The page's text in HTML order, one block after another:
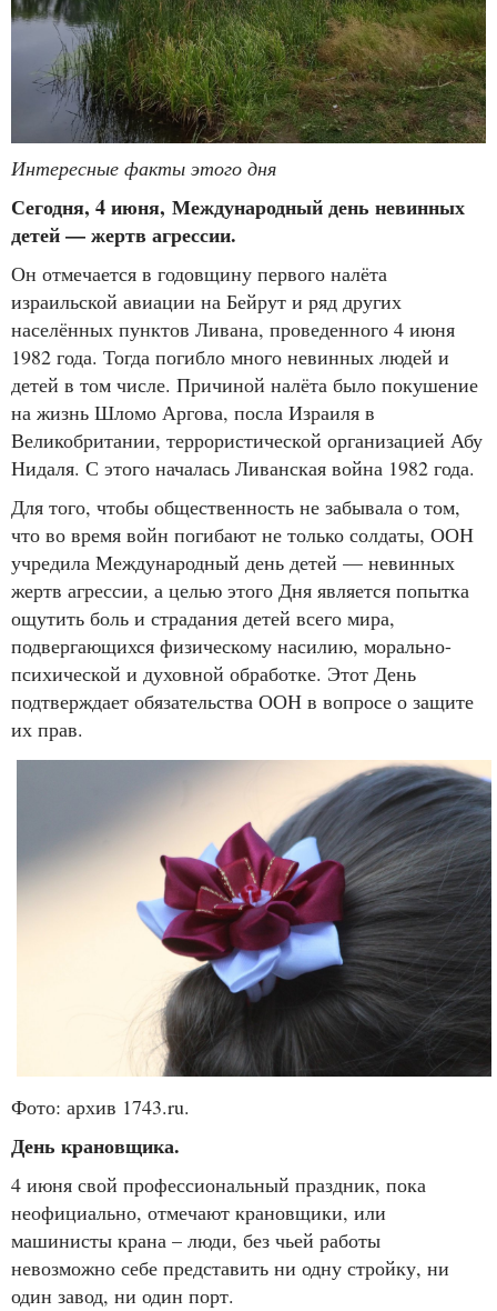
Интересные факты этого дня
Сегодня, 4 июня, Международный день невинных
детей — жертв агрессии.
Он отмечается в годовщину первого налёта
израильской авиации на Бейрут и ряд других
населённых пунктов Ливана, проведенного 4 июня
1982 года. Тогда погибло много невинных людей и
детей в том числе. Причиной налёта было покушение
на жизнь Шломо Аргова, посла Израиля в
Великобритании, террористической организацией Абу
Нидаля. С этого началась Ливанская война 1982 года.
Для того, чтобы общественность не забывала о том,
что во время войн погибают не только солдаты, ООН
учредила Международный день детей — невинных
жертв агрессии, а целью этого Дня является попытка
ощутить боль и страдания детей всего мира,
подвергающихся физическому насилию, морально-
психической и духовной обработке. Этот День
подтверждает обязательства ООН в вопросе о защите
их прав.
Фото: архив 1743.ru.
День крановщика.
4 июня свой профессиональный праздник, пока
неофициально, отмечают крановщики, или
машинисты крана – люди, без чьей работы
невозможно себе представить ни одну стройку, ни
один завод, ни один порт.